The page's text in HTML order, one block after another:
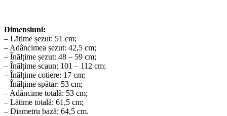
Dimensiuni:
– Lățime șezut: 51 cm;
– Adâncimea șezut: 42,5 cm;
– Înălțime șezut: 48 – 59 cm;
– Înălțime scaun: 101 – 112 cm;
– Înălțime cotiere: 17 cm;
– Înălțime spătar: 53 cm;
– Adâncime totală: 53 cm;
– Lătime totală: 61,5 cm;
– Diametru bază: 64,5 cm.